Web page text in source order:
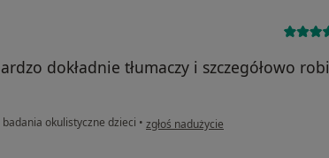
dokładnie tłumaczy i szczegółowo robi
badania okulistyczne dzieci • w opinii użytkownika W
zgłoś nadużycie